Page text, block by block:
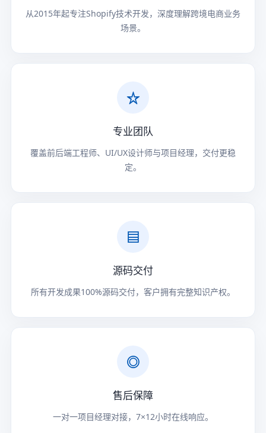
从2015年起专注Shopify技术开发，深度理解跨境电商业务
场景。
☆
专业团队
覆盖前后端工程师、UI/UX设计师与项目经理，交付更稳
定。
▤
源码交付
所有开发成果100%源码交付，客户拥有完整知识产权。
◎
售后保障
一对一项目经理对接，7×12小时在线响应。